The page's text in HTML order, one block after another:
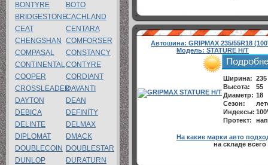
Автошина:GRIPMAX 235/55R18
Модель: STATURE H/T
Ширина: 235
Высота:
55
Диаметр: 18
Сезон:
Индексы:
Протект:
На какие марки авто
на складе всего
BONTYRE
BOTO
BRIDGESTONECACHLAND
CEAT
CENTARA
CHENGSHAN
COMFORSER
COMPASAL
CONSTANCY
CONTINENTALCONTYRE
COOPER
CORDIANT
CROSSLEADERDAVANTI
DAYTON
DEAN
DEBICA
DEFINITY
DELINTE
DELMAX
DIPLOMAT
DMACK
DOUBLECOIN
DOUBLESTAR
DUNLOP
DURATURN